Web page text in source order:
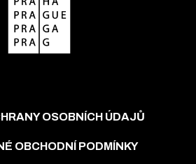
OSOBNÍCH ÚDAJŮ
OBCHODNÍ PODMÍNKY